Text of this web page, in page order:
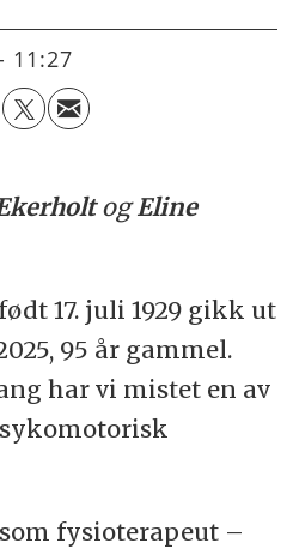
11:27
ogEline
17. juli 1929 gikk ut
95 år gammel.
har vi mistet en av
fysioterapeut –